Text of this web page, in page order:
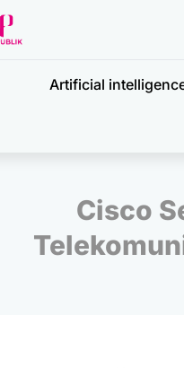
Artificial
Cisco